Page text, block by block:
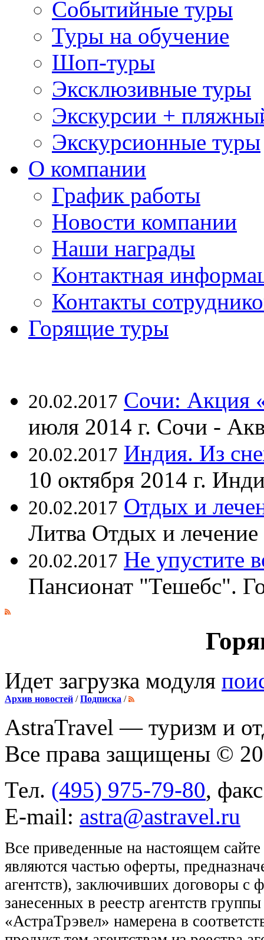
Событийные туры
Туры на обучение
Шоп-туры
Эксклюзивные туры
Экскурсии +
Экскурсионные туры
О компании
График работы
Новости компании
Наши награды
Контактная
Контакты
Горящие туры
20.02.2017 Сочи: Акция
июля 2014 г. Сочи -
20.02.2017 Индия. Из
10 октября 2014 г.
20.02.2017 Отдых и
Литва Отдых и лечение
20.02.2017 Не упустите
Пансионат "Тешебс".
Идет загрузка модуля
Архив новостей /Подписка /
AstraTravel — туризм и
Все права защищены ©
Тел. (495) 975-79-80,
E-mail: astra@astravel.ru
Все приведенные на настоящем
являются частью оферты,
агентств), заключивших договоры
занесенных в реестр агентств
«АстраТрэвел» намерена в